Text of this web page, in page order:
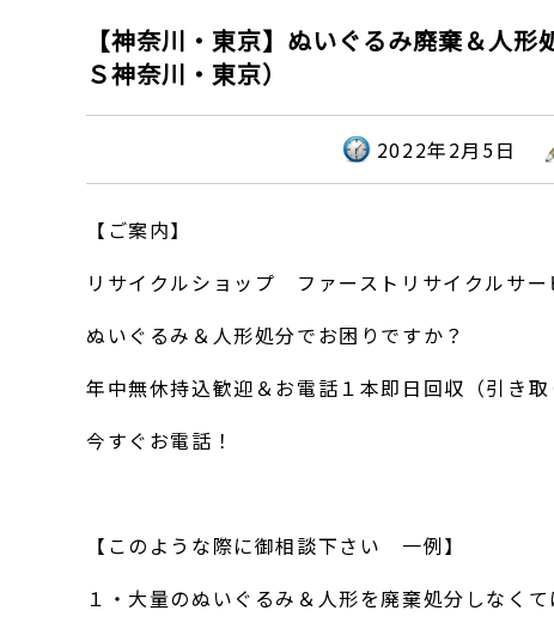
【神奈川・東京】ぬいぐるみ廃棄＆人
Ｓ神奈川・東京）
2022年2月5日
【ご案内】
リサイクルショップ ファーストリサイクルサー
ぬいぐるみ＆人形処分でお困りですか？
年中無休持込歓迎＆お電話１本即日回収（引き
今すぐお電話！
【このような際に御相談下さい 一例】
１・大量のぬいぐるみ＆人形を廃棄処分しなく